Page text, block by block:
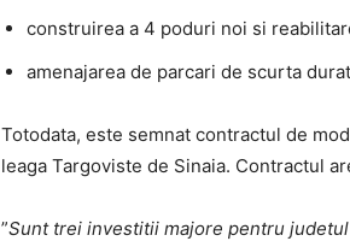
construirea a 4 poduri noi si
amenajarea de parcari de scurta
Totodata, este semnat contractul de
leaga Targoviste de Sinaia. Contractul
”Sunt trei investitii majore pentru